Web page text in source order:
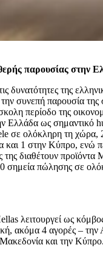
παρουσίας στην
δυνατότητες της
συνεπή παρουσία
περίοδο της
Ελλάδα ως σημαντικό
σε ολόκληρη τη χώρα,
και 1 στην Κύπρο, ενώ
της διαθέτουν προϊόντα
σημεία πώλησης σε
λειτουργεί ως
ακόμα 4 αγορές – την
και την Κύπρο.